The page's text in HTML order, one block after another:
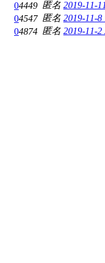
04449 匿名 2019-11-
04547 匿名 2019-11-8
04874 匿名 2019-11-2